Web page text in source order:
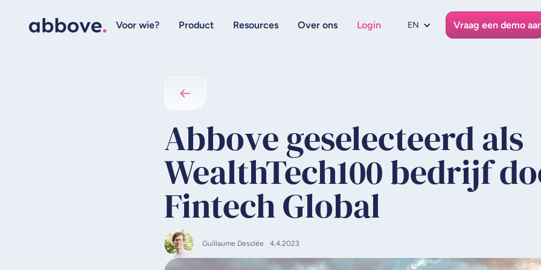
Voor wie? Product Resources Over ons Login EN Vraag een demo
Abbove geselecteerd als
WealthTech100 bedrijf
Fintech Global
Guillaume Desclée 4.4.2023